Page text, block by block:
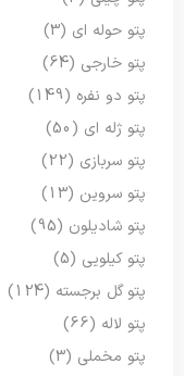
پتو حوله ای (3)
پتو خارجی (64)
پتو دو نفره (149)
پتو ژله ای (50)
پتو سربازی (22)
پتو سروین (13)
پتو شادیلون (95)
پتو کیلویی (5)
پتو گل برجسته (124)
پتو لاله (66)
پتو مخملی (3)